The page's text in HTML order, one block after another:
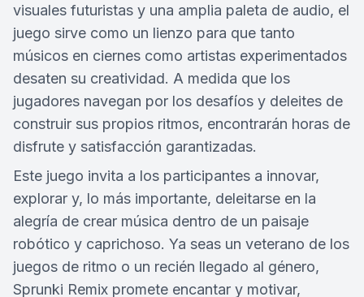
visuales futuristas y una amplia paleta de audio, el
juego sirve como un lienzo para que tanto
músicos en ciernes como artistas experimentados
desaten su creatividad. A medida que los
jugadores navegan por los desafíos y deleites de
construir sus propios ritmos, encontrarán horas de
disfrute y satisfacción garantizadas.
Este juego invita a los participantes a innovar,
explorar y, lo más importante, deleitarse en la
alegría de crear música dentro de un paisaje
robótico y caprichoso. Ya seas un veterano de los
juegos de ritmo o un recién llegado al género,
Sprunki Remix promete encantar y motivar,